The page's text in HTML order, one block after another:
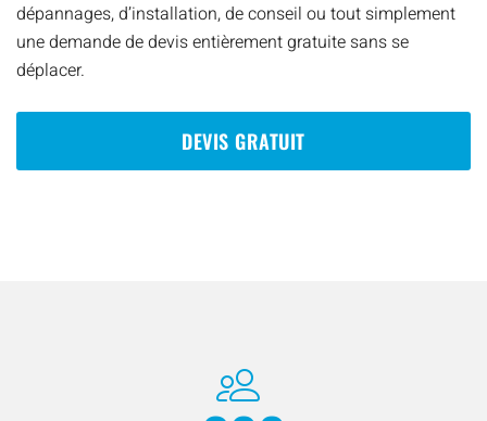
dépannages, d’installation, de conseil ou tout simplement
une demande de devis entièrement gratuite sans se
déplacer.
DEVIS GRATUIT